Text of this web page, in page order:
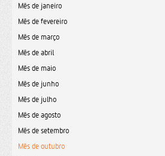
Formação
CESPU
Sites do grupo
Utilizador
Contactos
Mês de janeiro
Mês de fevereiro
Mês de março
Mês de abril
Mês de maio
Mês de junho
Mês de julho
Mês de agosto
Mês de setembro
Mês de outubro